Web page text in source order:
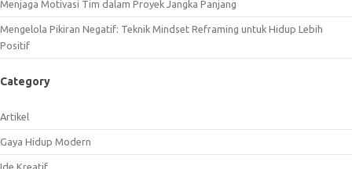
Menjaga Motivasi Tim dalam Proyek Jangka Panjang
Mengelola Pikiran Negatif: Teknik Mindset Reframing untuk Hidup Lebih
Positif
Category
Artikel
Gaya Hidup Modern
Ide Kreatif